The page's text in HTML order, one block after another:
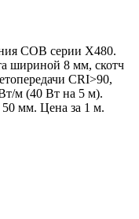
COB серии X480.
шириной 8 мм, скотч
CRI>90,
м (40 Вт на 5 м).
мм. Цена за 1 м.